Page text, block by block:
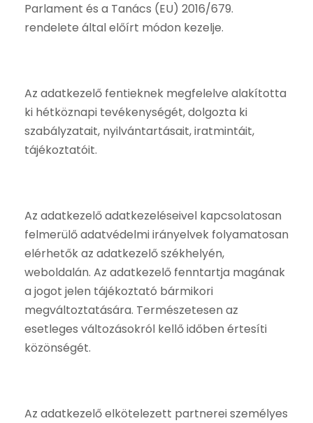
Parlament és a Tanács (EU) 2016/679.
rendelete által előírt módon kezelje.
Az adatkezelő fentieknek megfelelve alakította
ki hétköznapi tevékenységét, dolgozta ki
szabályzatait, nyilvántartásait, iratmintáit,
tájékoztatóit.
Az adatkezelő adatkezeléseivel kapcsolatosan
felmerülő adatvédelmi irányelvek folyamatosan
elérhetők az adatkezelő székhelyén,
weboldalán. Az adatkezelő fenntartja magának
a jogot jelen tájékoztató bármikori
megváltoztatására. Természetesen az
esetleges változásokról kellő időben értesíti
közönségét.
Az adatkezelő elkötelezett partnerei személyes